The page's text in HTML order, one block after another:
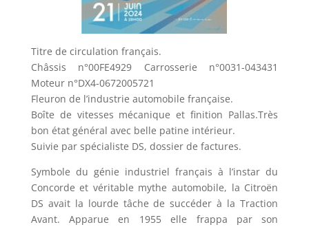
Titre de circulation français.
Châssis n°00FE4929 Carrosserie n°0031-043431
Moteur n°DX4-0672005721
Fleuron de l’industrie automobile française.
Boîte de vitesses mécanique et finition Pallas.Très
bon état général avec belle patine intérieur.
Suivie par spécialiste DS, dossier de factures.
Symbole du génie industriel français à l’instar du
Concorde et véritable mythe automobile, la Citroën
DS avait la lourde tâche de succéder à la Traction
Avant. Apparue en 1955 elle frappa par son